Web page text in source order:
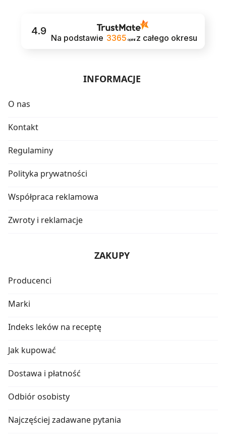
4.9
Na podstawie 3365 opinii z całego okresu
INFORMACJE
O nas
Kontakt
Regulaminy
Polityka prywatności
Współpraca reklamowa
Zwroty i reklamacje
ZAKUPY
Producenci
Marki
Indeks leków na receptę
Jak kupować
Dostawa i płatność
Odbiór osobisty
Najczęściej zadawane pytania